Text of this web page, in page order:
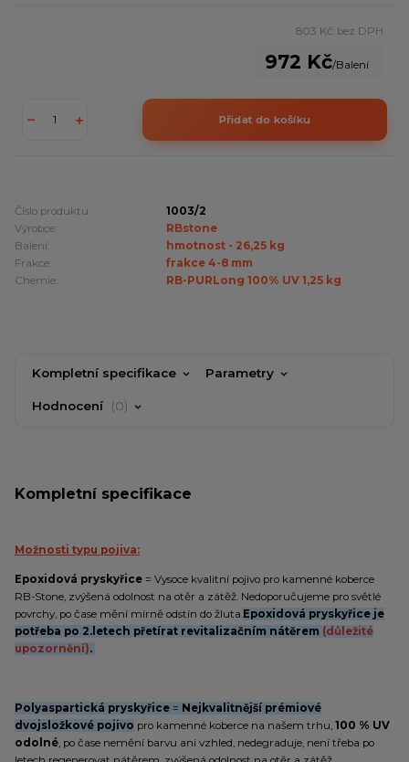
972 Kč/Balení
803 Kč bez DPH
Přidat do košíku
Číslo produktu:
1003/2
Výrobce:
RBstone
Balení:
hmotnost - 26,25 kg
Frakce:
frakce 4-8 mm
Chemie:
RB-PURLong 100% UV 1,25 kg
Kompletní specifikace Parametry
Hodnocení 0
Kompletní specifikace
Možnosti typu pojiva:
Epoxidová pryskyřice = Vysoce kvalitní pojivo pro kamenné koberce
RB-Stone, zvýšená odolnost na otěr a zátěž. Nedoporučujeme pro světlé
povrchy, po čase mění mírně odstín do žluta. Epoxidová pryskyřice je
potřeba po 2.letech přetírat revitalizačním nátěrem (důležité
upozornění).
Polyaspartická pryskyřice = Nejkvalitnější prémiové
dvojsložkové pojivo pro kamenné koberce na našem trhu, 100 % UV
odolné, po čase nemění barvu ani vzhled, nedegraduje, není třeba po